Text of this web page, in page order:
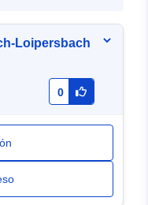
Loipersbach
0